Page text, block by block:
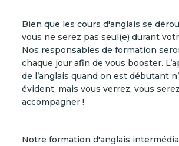
Bien que les cours d'anglais se
vous ne serez pas seul(e) durant
Nos responsables de formation
chaque jour afin de vous booster.
de l’anglais quand on est débutant
évident, mais vous verrez, vous
accompagner !
Notre formation d'anglais